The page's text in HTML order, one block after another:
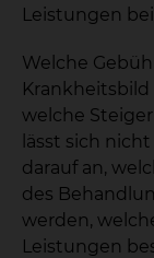
Leistungen bei
Welche
welche
lässt sich
darauf an,
des
werden,
Leistungen